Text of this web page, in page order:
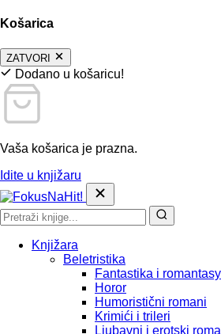
Košarica
ZATVORI
Dodano u košaricu!
Vaša košarica je prazna.
Idite u knjižaru
Knjižara
Beletristika
Fantastika i romantasy
Horor
Humoristični romani
Krimići i trileri
Ljubavni i erotski